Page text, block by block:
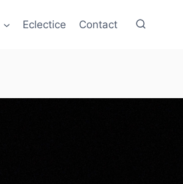
Eclectice Contact